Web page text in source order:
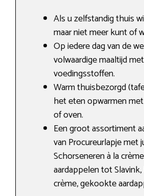
Als u zelfstandig thuis
maar niet meer kunt of
Op iedere dag van de
volwaardige maaltijd
voedingsstoffen.
Warm thuisbezorgd
het eten opwarmen
of oven.
Een groot assortiment
van Procureurlapje met
Schorseneren à la
aardappelen tot
crème, gekookte